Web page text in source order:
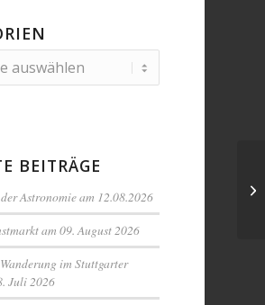
BEITRÄGE
Astronomie am 12.08.2026
am 09. August 2026
im Stuttgarter
Juli 2026